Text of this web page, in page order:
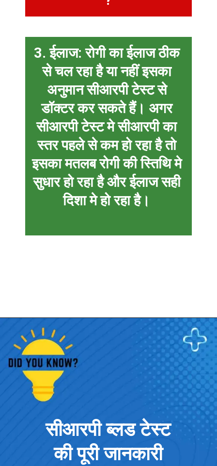
3. ईलाज: रोगी का ईलाज ठीक
से चल रहा है या नहीं इसका
अनुमान सीआरपी टेस्ट से
डॉक्टर कर सकते हैं। अगर
सीआरपी टेस्ट मे सीआरपी का
स्तर पहले से कम हो रहा है तो
इसका मतलब रोगी की स्तिथि मे
सुधार हो रहा है और ईलाज सही
दिशा मे हो रहा है।
सीआरपी ब्लड टेस्ट
की पूरी जानकारी